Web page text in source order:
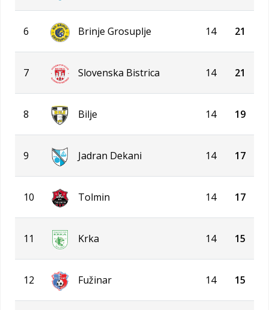
6 Brinje Grosuplje 14 21
7 Slovenska Bistrica 14 21
8 Bilje 14 19
9 Jadran Dekani 14 17
10 Tolmin 14 17
11 Krka 14 15
12 Fužinar 14 15